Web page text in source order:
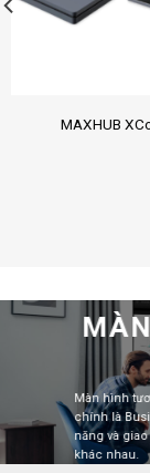
MAXHUB
Màn hình
chính là
năng và
khác nhau.